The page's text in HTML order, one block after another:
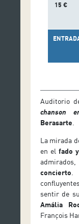
15 €
Auditorio
chanson
Berasarte
La mirada
en el fado
concierto
sentir de
Amália
François